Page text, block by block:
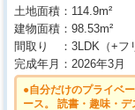
土地面積
114.9m²
建物面積
98.53m²
間取り
3LDK （+
完成年月
2026年3月
●自分だけのプライベ
ース。 読書・趣味・